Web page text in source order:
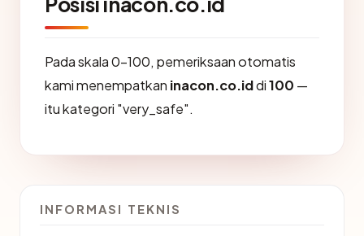
Pada skala 0-100, pemeriksaan otomatis
kami menempatkan inacon.co.iddi100 —
itu kategori "very_safe".
INFORMASI TEKNIS